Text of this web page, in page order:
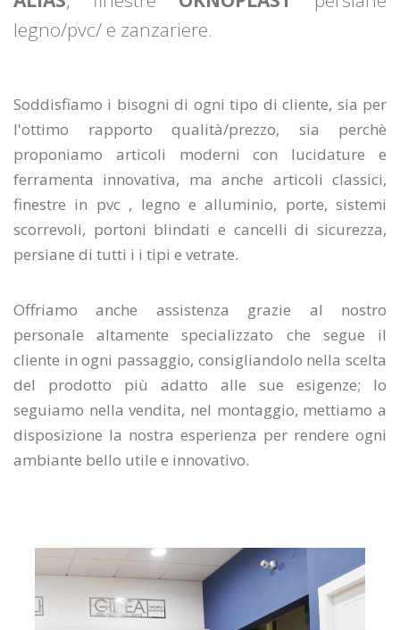
legno/pvc/ e zanzariere.
Soddisfiamo i bisogni di ogni tipo di cliente, sia per
l'ottimo rapporto qualità/prezzo, sia perchè
proponiamo articoli moderni con lucidature e
ferramenta innovativa, ma anche articoli classici,
finestre in pvc , legno e alluminio, porte, sistemi
scorrevoli, portoni blindati e cancelli di sicurezza,
persiane di tutti i i tipi e vetrate.
Offriamo anche assistenza grazie al nostro
personale altamente specializzato che segue il
cliente in ogni passaggio, consigliandolo nella scelta
del prodotto più adatto alle sue esigenze; lo
seguiamo nella vendita, nel montaggio, mettiamo a
disposizione la nostra esperienza per rendere ogni
ambiante bello utile e innovativo.